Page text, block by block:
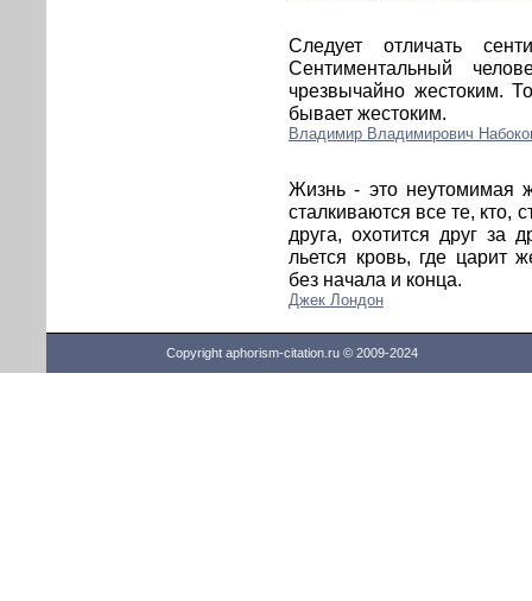
Следует отличать
Сентиментальный
чрезвычайно жестоким.
бывает жестоким.
Владимир Владимирович
Жизнь - это неутомимая
сталкиваются все те, кто,
друга, охотится друг за
льется кровь, где царит
без начала и конца.
Джек Лондон
Copyright aphorism-citation.ru © 2009-2024